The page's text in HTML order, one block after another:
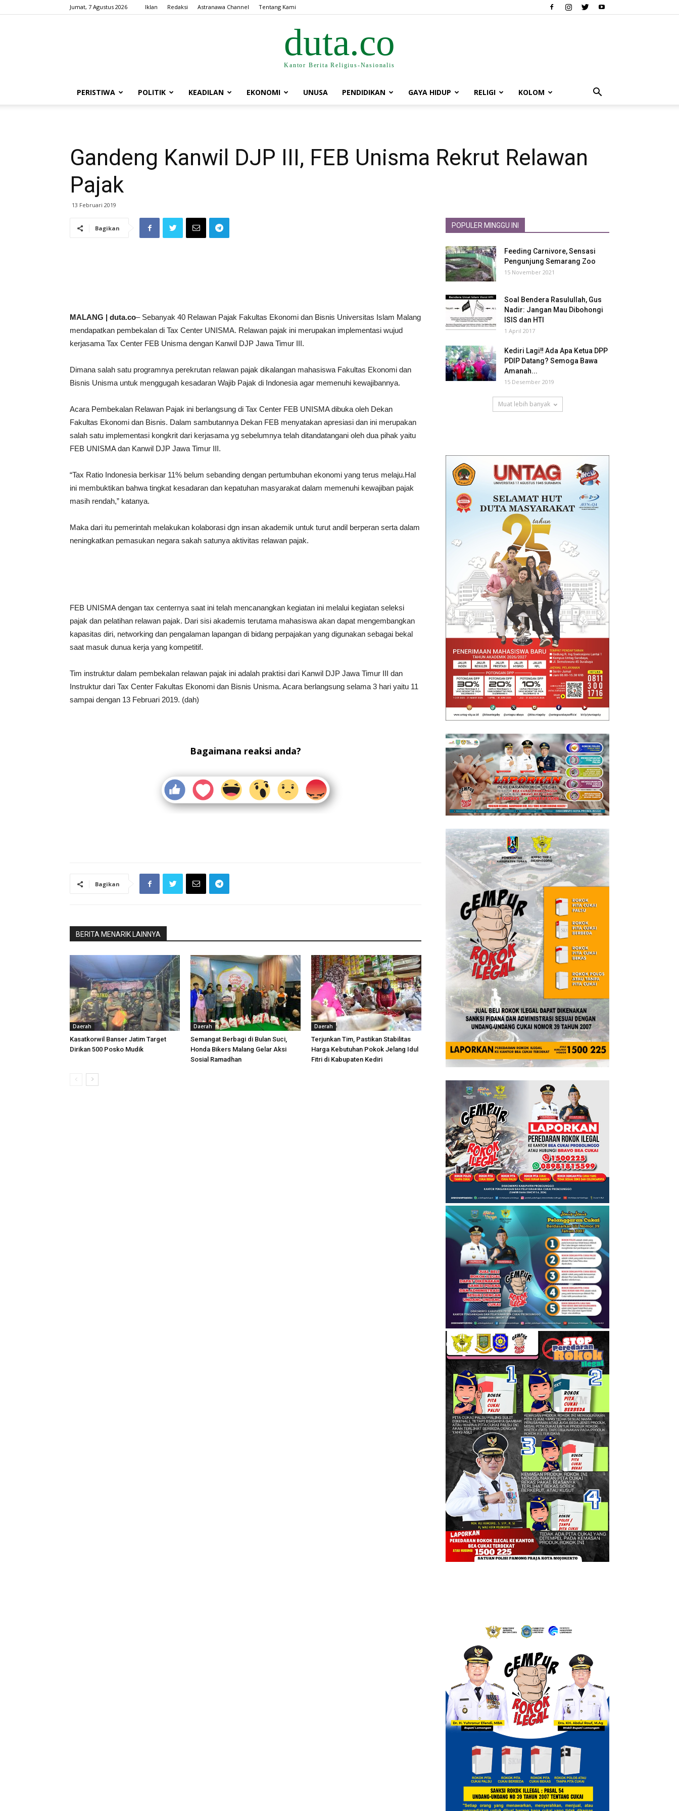
Jumat, 7 Agustus 2026 Iklan Redaksi Astranawa Channel Tentang Kami
duta.co
Kantor Berita Religius-Nasionalis
PERISTIWA POLITIK KEADILAN EKONOMI UNUSA PENDIDIKAN GAYA HIDUP RELIGI KOLOM
Gandeng Kanwil DJP III, FEB Unisma Rekrut Relawan
Pajak
13 Februari 2019
Bagikan
MALANG | duta.co– Sebanyak 40 Relawan Pajak Fakultas Ekonomi dan Bisnis Universitas Islam Malang
mendapatkan pembekalan di Tax Center UNISMA. Relawan pajak ini merupakan implementasi wujud
kerjasama Tax Center FEB Unisma dengan Kanwil DJP Jawa Timur III.
Dimana salah satu programnya perekrutan relawan pajak dikalangan mahasiswa Fakultas Ekonomi dan
Bisnis Unisma untuk menggugah kesadaran Wajib Pajak di Indonesia agar memenuhi kewajibannya.
Acara Pembekalan Relawan Pajak ini berlangsung di Tax Center FEB UNISMA dibuka oleh Dekan
Fakultas Ekonomi dan Bisnis. Dalam sambutannya Dekan FEB menyatakan apresiasi dan ini merupakan
salah satu implementasi kongkrit dari kerjasama yg sebelumnya telah ditandatangani oleh dua pihak yaitu
FEB UNISMA dan Kanwil DJP Jawa Timur III.
“Tax Ratio Indonesia berkisar 11% belum sebanding dengan pertumbuhan ekonomi yang terus melaju.Hal
ini membuktikan bahwa tingkat kesadaran dan kepatuhan masyarakat dalam memenuhi kewajiban pajak
masih rendah,” katanya.
Maka dari itu pemerintah melakukan kolaborasi dgn insan akademik untuk turut andil berperan serta dalam
neningkatkan pemasukan negara sakah satunya aktivitas relawan pajak.
FEB UNISMA dengan tax centernya saat ini telah mencanangkan kegiatan ini melalui kegiatan seleksi
pajak dan pelatihan relawan pajak. Dari sisi akademis terutama mahasiswa akan dapat mengembangkan
kapasitas diri, networking dan pengalaman lapangan di bidang perpajakan yang digunakan sebagai bekal
saat masuk dunua kerja yang kompetitif.
Tim instruktur dalam pembekalan relawan pajak ini adalah praktisi dari Kanwil DJP Jawa Timur III dan
Instruktur dari Tax Center Fakultas Ekonomi dan Bisnis Unisma. Acara berlangsung selama 3 hari yaitu 11
sampai dengan 13 Februari 2019. (dah)
Bagaimana reaksi anda?
Bagikan
BERITA MENARIK LAINNYA
Daerah
Kasatkorwil Banser Jatim Target
Dirikan 500 Posko Mudik
Daerah
Semangat Berbagi di Bulan Suci,
Honda Bikers Malang Gelar Aksi
Sosial Ramadhan
Daerah
Terjunkan Tim, Pastikan Stabilitas
Harga Kebutuhan Pokok Jelang Idul
Fitri di Kabupaten Kediri
POPULER MINGGU INI
Feeding Carnivore, Sensasi
Pengunjung Semarang Zoo
15 November 2021
Soal Bendera Rasulullah, Gus
Nadir: Jangan Mau Dibohongi
ISIS dan HTI
1 April 2017
Kediri Lagi‼ Ada Apa Ketua DPP
PDIP Datang? Semoga Bawa
Amanah...
15 Desember 2019
Muat lebih banyak